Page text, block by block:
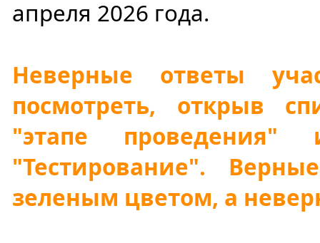
апреля 2026 года.
Неверные ответы
посмотреть, открыв
"этапе
"Тестирование".
зеленым цветом, а